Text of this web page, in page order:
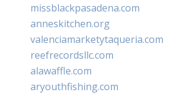
missblackpasadena.com
anneskitchen.org
valenciamarketytaqueria.com
reefrecordsllc.com
alawaffle.com
aryouthfishing.com